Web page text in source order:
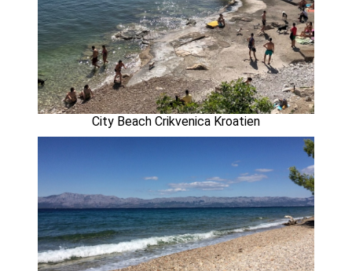
City Beach Crikvenica Kroatien